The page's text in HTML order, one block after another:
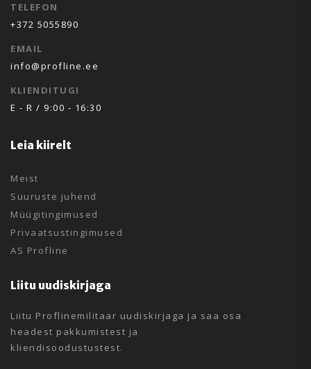
TELEFON
+372 5055890
EMAIL
info@profline.ee
KLIENDITUGI
E - R / 9:00 - 16:30
Leia kiirelt
Meist
Suuruste juhend
Müügitingimused
Privaatsustingimused
AS Profline
Liitu uudiskirjaga
Liitu Proflinemilitaar uudiskirjaga ja saa osa
headest pakkumistest ja
kliendisoodustustest.